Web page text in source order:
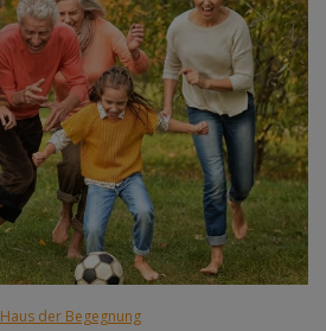
Nov 2026
Dez 2026
Jan 2027
Feb 2027
Mär 2027
Apr 2027
Mai 2027
Jun 2027
Jul 2027
Haus der Begegnung